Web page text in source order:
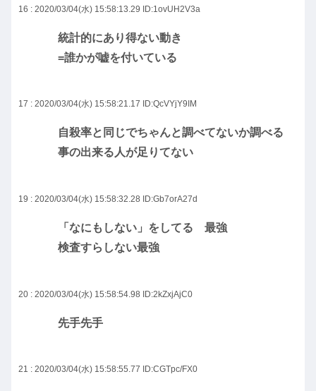
16 : 2020/03/04(水) 15:58:13.29 ID:1ovUH2V3a
統計的にあり得ない動き
=誰かが嘘を付いている
17 : 2020/03/04(水) 15:58:21.17 ID:QcVYjY9IM
自殺率と同じでちゃんと調べてないか調べる
事の出来る人が足りてない
19 : 2020/03/04(水) 15:58:32.28 ID:Gb7orA27d
「なにもしない」をしてる 最強
検査すらしない最強
20 : 2020/03/04(水) 15:58:54.98 ID:2kZxjAjC0
先手先手
21 : 2020/03/04(水) 15:58:55.77 ID:CGTpc/FX0